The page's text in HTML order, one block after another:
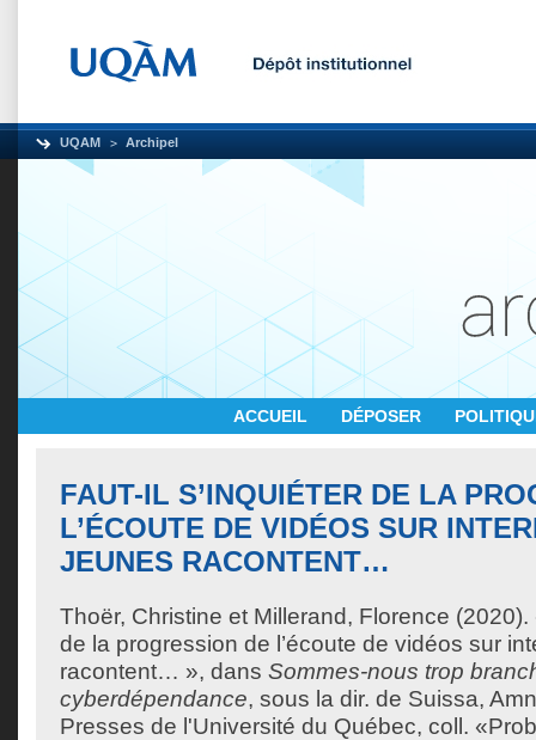
UQAM Archipel
ACCUEIL DÉPOSER
FAUT-IL S’INQUIÉTER DE LA
L’ÉCOUTE DE VIDÉOS SUR
JEUNES RACONTENT…
Thoër, Christine et Millerand, Florence (2020).
de la progression de l’écoute de vidéos sur
racontent… », dans Sommes-nous trop
cyberdépendance, sous la dir. de Suissa,
Presses de l'Université du Québec, coll.